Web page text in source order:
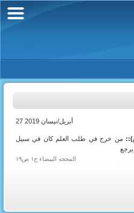
27 أبريل/نيسان 2019
من خرج في طلب العلم كان في سبيل
المحجه البيضاء ج١ ص١٩